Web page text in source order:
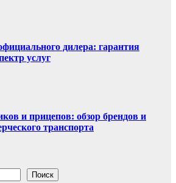
дилера: гарантия
услуг
и прицепов: обзор брендов и
транспорта
Поиск